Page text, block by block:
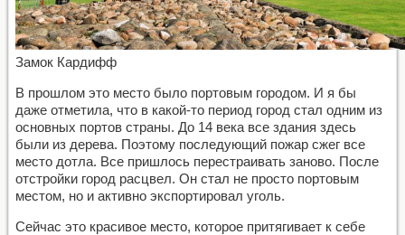
Замок Кардифф
В прошлом это место было портовым городом. И я бы
даже отметила, что в какой-то период город стал одним из
основных портов страны. До 14 века все здания здесь
были из дерева. Поэтому последующий пожар сжег все
место дотла. Все пришлось перестраивать заново. После
отстройки город расцвел. Он стал не просто портовым
местом, но и активно экспортировал уголь.
Сейчас это красивое место, которое притягивает к себе